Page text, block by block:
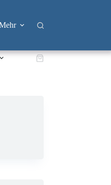
Warenkorb